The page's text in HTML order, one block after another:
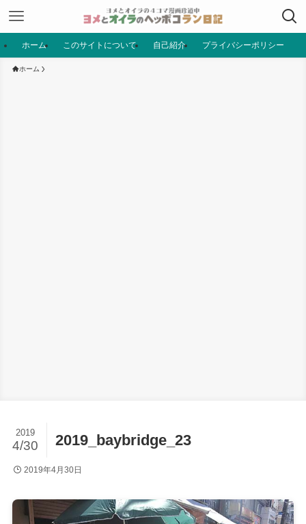
ホーム このサイトについて 自己紹介 プライバシーポリシー
ホーム
2019_baybridge_23
2019
4/30
2019年4月30日